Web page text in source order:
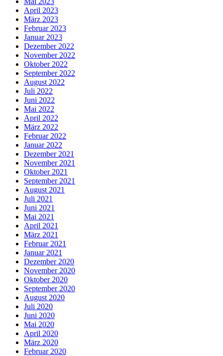
April 2023
März 2023
Februar 2023
Januar 2023
Dezember 2022
November 2022
Oktober 2022
September 2022
August 2022
Juli 2022
Juni 2022
Mai 2022
April 2022
März 2022
Februar 2022
Januar 2022
Dezember 2021
November 2021
Oktober 2021
September 2021
August 2021
Juli 2021
Juni 2021
Mai 2021
April 2021
März 2021
Februar 2021
Januar 2021
Dezember 2020
November 2020
Oktober 2020
September 2020
August 2020
Juli 2020
Juni 2020
Mai 2020
April 2020
März 2020
Februar 2020